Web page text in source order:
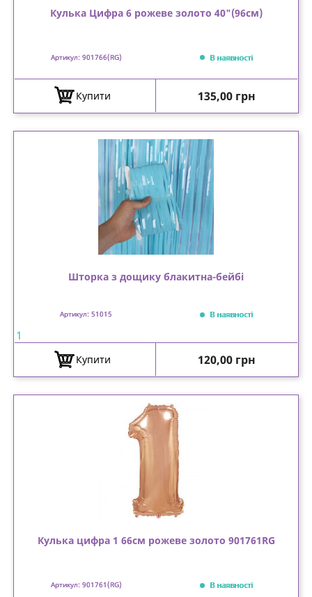
Кулька Цифра 6 рожеве золото 40"(96см)
Артикул: 901766(RG) В наявності
Купити Ціна
135,00 грн
Шторка з дощику блакитна-бейбі
Артикул: 51015 В наявності
1
Купити Ціна
120,00 грн
Кулька цифра 1 66см рожеве золото 901761RG
Артикул: 901761(RG) В наявності